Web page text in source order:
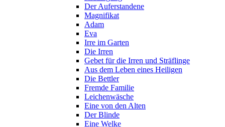
Der Auferstandene
Magnifikat
Adam
Eva
Irre im Garten
Die Irren
Gebet für die Irren und Sträflinge
Aus dem Leben eines Heiligen
Die Bettler
Fremde Familie
Leichenwäsche
Eine von den Alten
Der Blinde
Eine Welke